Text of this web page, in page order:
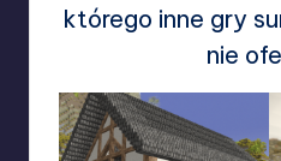
którego inne gry
nie